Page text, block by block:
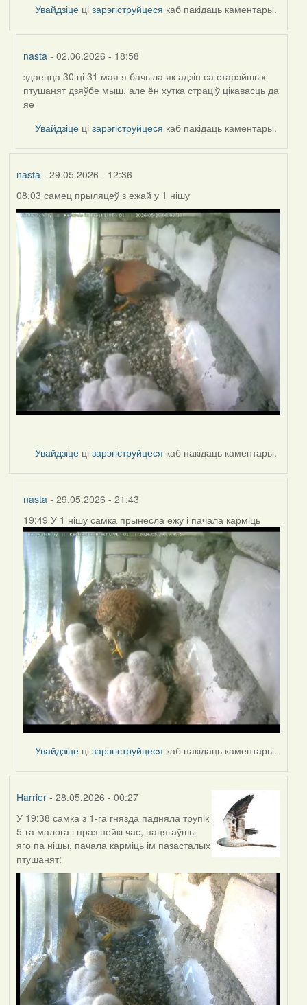
Увайдзіце цізарэгіструйцеся каб пакідаць каментары.
nasta - 02.06.2026 - 18:58
In
reply
to
здаецца 30 ці 31 мая я бачыла як адзін са старэйшых
птушанят дзяўбе мыш, але ён хутка страціў цікавасць да
яе
Увайдзіце цізарэгіструйцеся каб пакідаць каментары.
nasta - 29.05.2026 - 12:36
08:03 самец прыляцеў з ежай у 1 нішу
Увайдзіце цізарэгіструйцеся каб пакідаць каментары.
nasta - 29.05.2026 - 21:43
In
reply
by
nasta
19:49 У 1 нішу самка прынесла ежу і пачала карміць
Увайдзіце цізарэгіструйцеся каб пакідаць каментары.
Harrier- 28.05.2026 - 00:27
У 19:38 самка з 1-га гнязда падняла трупік
5-га малога і праз нейкі час, пацягаўшы
яго па нішы, пачала карміць ім пазасталых
птушанят: